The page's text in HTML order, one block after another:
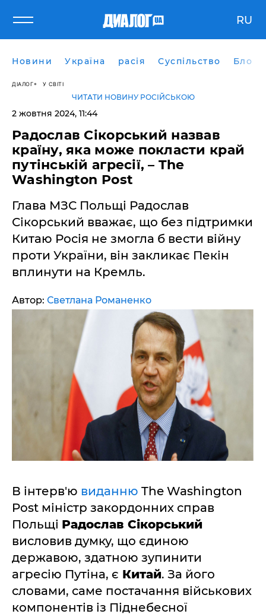
RU
Новини Україна расія Суспільство Блоги
ДІАЛОГ У СВІТІ
ЧИТАТИ НОВИНУ РОСІЙСЬКОЮ
2 жовтня 2024, 11:44
Радослав Сікорський назвав
країну, яка може покласти край
путінській агресії, – The
Washington Post
Глава МЗС Польщі Радослав
Сікорський вважає, що без підтримки
Китаю Росія не змогла б вести війну
проти України, він закликає Пекін
вплинути на Кремль.
Автор: Светлана Романенко
В інтерв'ю виданню The Washington
Post міністр закордонних справ
Польщі Радослав Сікорський
висловив думку, що єдиною
державою, здатною зупинити
агресію Путіна, є Китай. За його
словами, саме постачання військових
компонентів із Піднебесної